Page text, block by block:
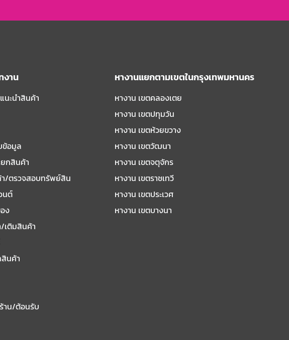
งาน
ะนําสินค้า
ข้อมูล
กสินค้า
/ตรวจสอบทรัพย์สิน
นต์
ง
เติมสินค้า
นค้า
าน/ต้อนรับ
หางานแยกตามเขตในกรุงเทพมหานคร
หางาน เขตคลองเตย
หางาน เขตปทุมวัน
หางาน เขตห้วยขวาง
หางาน เขตวัฒนา
หางาน เขตจตุจักร
หางาน เขตราชเทวี
หางาน เขตประเวศ
หางาน เขตบางนา